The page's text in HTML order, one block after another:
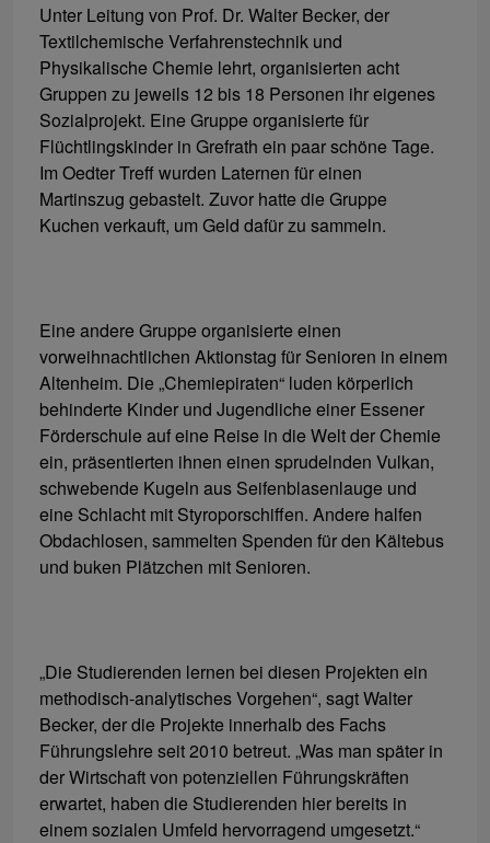
Unter Leitung von Prof. Dr. Walter Becker, der
Textilchemische Verfahrenstechnik und
Physikalische Chemie lehrt, organisierten acht
Gruppen zu jeweils 12 bis 18 Personen ihr eigenes
Sozialprojekt. Eine Gruppe organisierte für
Flüchtlingskinder in Grefrath ein paar schöne Tage.
Im Oedter Treff wurden Laternen für einen
Martinszug gebastelt. Zuvor hatte die Gruppe
Kuchen verkauft, um Geld dafür zu sammeln.
Eine andere Gruppe organisierte einen
vorweihnachtlichen Aktionstag für Senioren in einem
Altenheim. Die „Chemiepiraten“ luden körperlich
behinderte Kinder und Jugendliche einer Essener
Förderschule auf eine Reise in die Welt der Chemie
ein, präsentierten ihnen einen sprudelnden Vulkan,
schwebende Kugeln aus Seifenblasenlauge und
eine Schlacht mit Styroporschiffen. Andere halfen
Obdachlosen, sammelten Spenden für den Kältebus
und buken Plätzchen mit Senioren.
„Die Studierenden lernen bei diesen Projekten ein
methodisch-analytisches Vorgehen“, sagt Walter
Becker, der die Projekte innerhalb des Fachs
Führungslehre seit 2010 betreut. „Was man später in
der Wirtschaft von potenziellen Führungskräften
erwartet, haben die Studierenden hier bereits in
einem sozialen Umfeld hervorragend umgesetzt.“